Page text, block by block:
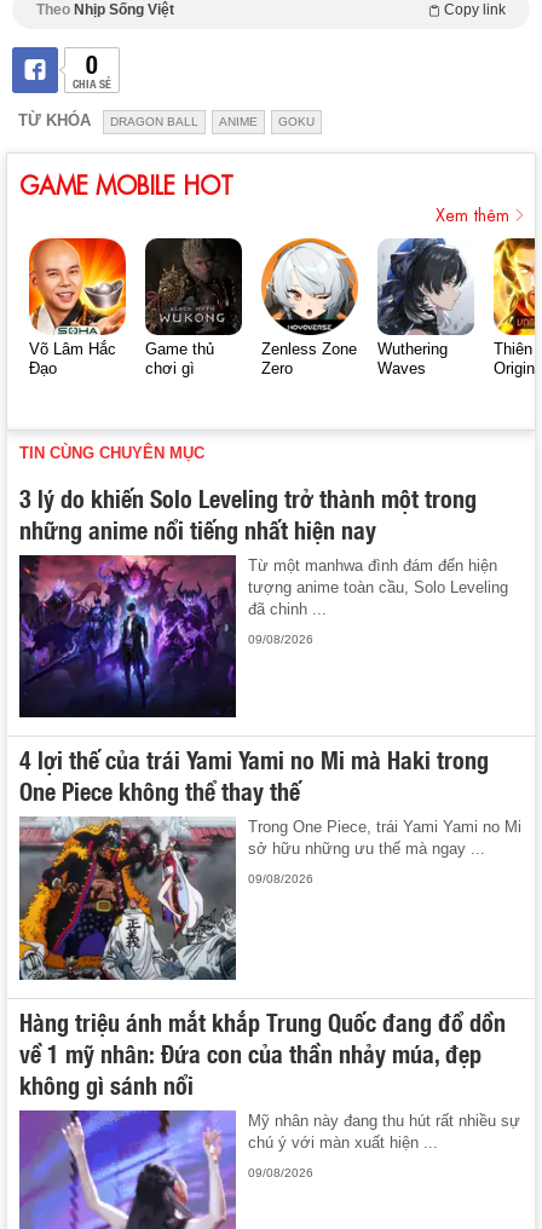
Theo Nhịp Sống Việt Copy link
0
CHIA SẺ
TỪ KHÓA DRAGON BALL ANIME GOKU
GAME MOBILE HOT
Xem thêm
Võ Lâm Hắc
Đạo
Game thủ
chơi gì
Zenless Zone
Zero
Wuthering
Waves
Thiên
Origin
TIN CÙNG CHUYÊN MỤC
3 lý do khiến Solo Leveling trở thành một trong
những anime nổi tiếng nhất hiện nay
Từ một manhwa đình đám đến hiện
tượng anime toàn cầu, Solo Leveling
đã chinh ...
09/08/2026
4 lợi thế của trái Yami Yami no Mi mà Haki trong
One Piece không thể thay thế
Trong One Piece, trái Yami Yami no Mi
sở hữu những ưu thế mà ngay ...
09/08/2026
Hàng triệu ánh mắt khắp Trung Quốc đang đổ dồn
về 1 mỹ nhân: Đứa con của thần nhảy múa, đẹp
không gì sánh nổi
Mỹ nhân này đang thu hút rất nhiều sự
chú ý với màn xuất hiện ...
09/08/2026